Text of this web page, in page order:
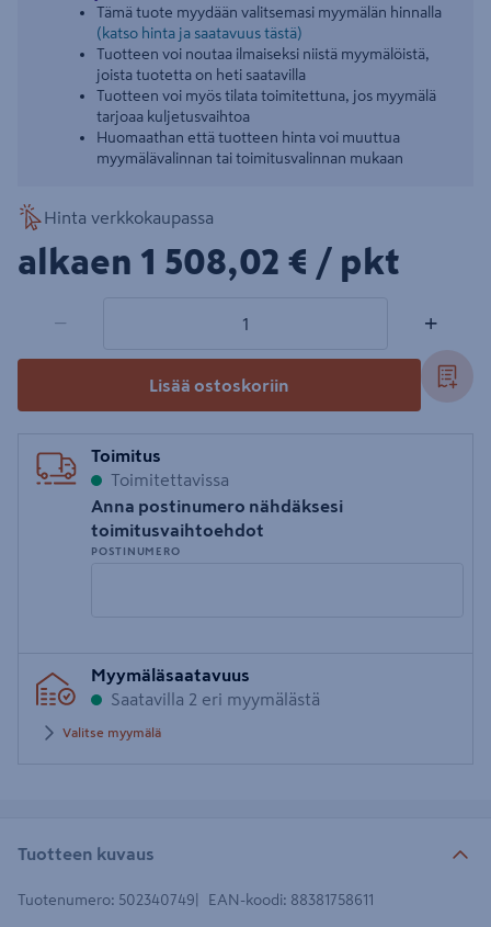
Tämä tuote myydään valitsemasi myymälän hinnalla
(katso hinta ja saatavuus tästä)
Tuotteen voi noutaa ilmaiseksi niistä myymälöistä,
joista tuotetta on heti saatavilla
Tuotteen voi myös tilata toimitettuna, jos myymälä
tarjoaa kuljetusvaihtoa
Huomaathan että tuotteen hinta voi muuttua
myymälävalinnan tai toimitusvalinnan mukaan
Hinta verkkokaupassa
alkaen 1508,02€/pkt
1 508,02 € / pkt
− +
Lisää ostoskoriin
Toimitus
Toimitettavissa
Anna postinumero nähdäksesi
toimitusvaihtoehdot
POSTINUMERO
postinumero
Myymäläsaatavuus
Saatavilla 2 eri myymälästä
Valitse myymälä
Tuotteen kuvaus
Tuotenumero: 502340749 EAN-koodi: 88381758611